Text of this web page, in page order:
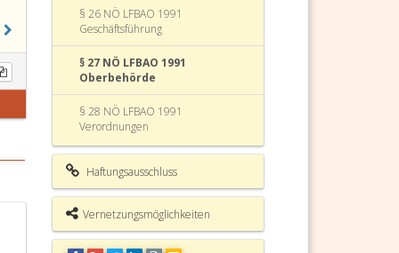
§ 26 NÖ LFBAO 1991
Geschäftsführung
§ 27 NÖ LFBAO 1991
Oberbehörde
§ 28 NÖ LFBAO 1991
Verordnungen
§ 30 NÖ LFBAO 1991
§ 31 NÖ LFBAO 1991 Prüfer
Haftungsausschluss
Vernetzungsmöglichkeiten